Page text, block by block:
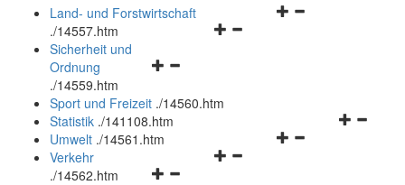
Navigationsmenü
Navigationsmenü
Land- und Forstwirtschaft
./14557.htm
Navigationsmenü
und
schließen
Sicherheit und
Ordnung
./14559.htm
Sport und Freizeit ./14560.htm
Navigationsmenü
Statistik ./141108.htm
Navigationsmenü
Umwelt ./14561.htm
Navigationsmenü
Verkehr
./14562.htm